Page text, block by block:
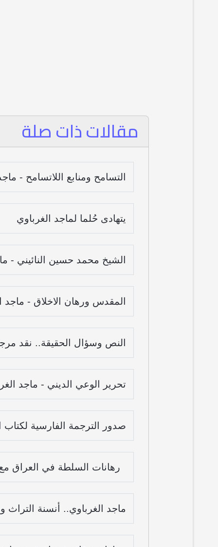
مقالات ذات صلة
التسامح ومنابع اللاتسامح -
يتهادى حُلما لماجد الغرباوي
الشيخ محمد حسين النائيني -
المقدس ورهان الاخلاق - ماجد
النص وسؤال الحقيقة.. نقد
تحرير الوعي الديني - ماجد
صدور الترجمة الفارسية لكتاب
رهانات السلطة في العراق
ماجد الغرباوي.. أنسنة التراث